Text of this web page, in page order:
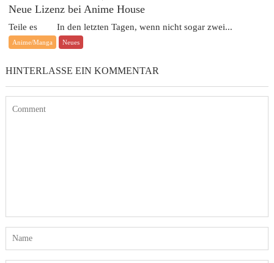
Neue Lizenz bei Anime House
Teile es In den letzten Tagen, wenn nicht sogar zwei...
Anime/Manga Neues
HINTERLASSE EIN KOMMENTAR